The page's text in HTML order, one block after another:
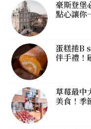
豪斯登堡
點心讓你
蛋糕捲B
伴手禮！
草莓最中
美食！季